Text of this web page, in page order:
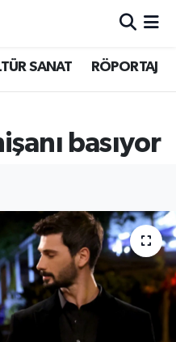
SANAT RÖPORTAJ
basıyor
Haritası
ve Fikstür